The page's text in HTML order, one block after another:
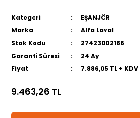
Kategori
EŞANJÖR
Marka
Alfa Laval
Stok Kodu
27423002186
Garanti Süresi
24 Ay
Fiyat
7.886,05 TL + KDV
9.463,26 TL